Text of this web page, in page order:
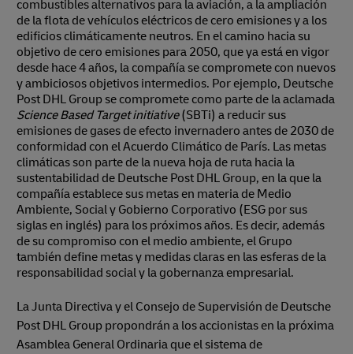
combustibles alternativos para la aviación, a la ampliación
de la flota de vehículos eléctricos de cero emisiones y a los
edificios climáticamente neutros. En el camino hacia su
objetivo de cero emisiones para 2050, que ya está en vigor
desde hace 4 años, la compañía se compromete con nuevos
y ambiciosos objetivos intermedios. Por ejemplo, Deutsche
Post DHL Group se compromete como parte de la aclamada
Science Based Target initiative(SBTi) a reducir sus
emisiones de gases de efecto invernadero antes de 2030 de
conformidad con el Acuerdo Climático de París. Las metas
climáticas son parte de la nueva hoja de ruta hacia la
sustentabilidad de Deutsche Post DHL Group, en la que la
compañía establece sus metas en materia de Medio
Ambiente, Social y Gobierno Corporativo (ESG por sus
siglas en inglés) para los próximos años. Es decir, además
de su compromiso con el medio ambiente, el Grupo
también define metas y medidas claras en las esferas de la
responsabilidad social y la gobernanza empresarial.
La Junta Directiva y el Consejo de Supervisión de Deutsche
Post DHL Group propondrán a los accionistas en la próxima
Asamblea General Ordinaria que el sistema de